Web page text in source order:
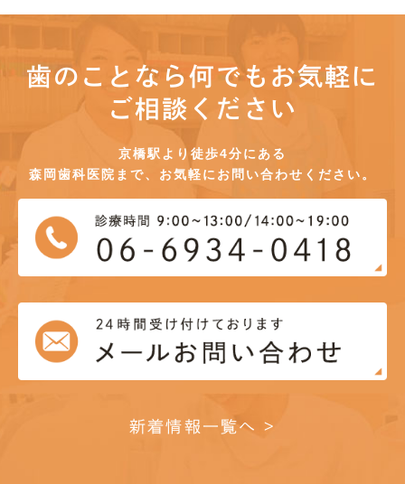
歯のことなら何でもお気軽に
ご相談ください
京橋駅より徒歩4分にある
森岡歯科医院まで、お気軽にお問い合わせください。
新着情報一覧へ >